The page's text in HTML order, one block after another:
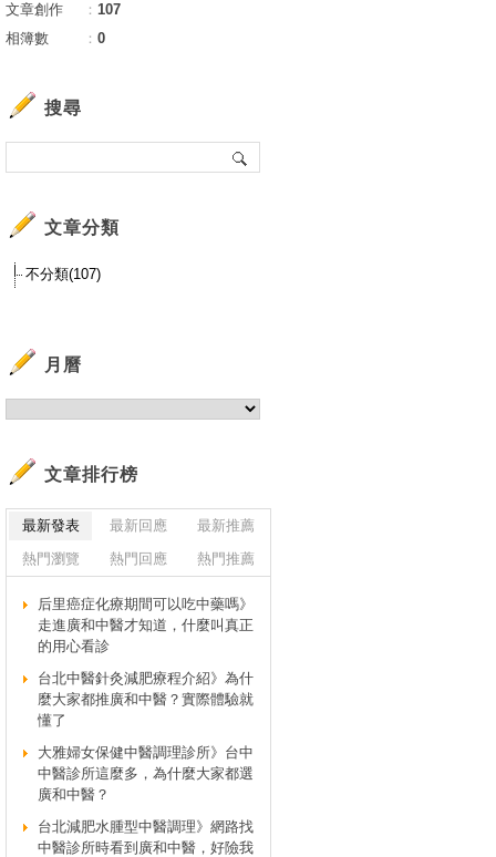
文章創作
： 107
相簿數
： 0
搜尋
文章分類
不分類(107)
月曆
文章排行榜
最新發表 最新回應
最新推薦
熱門瀏覽
熱門回應 熱門推薦
后里癌症化療期間可以吃中藥嗎》
走進廣和中醫才知道，什麼叫真正
的用心看診
台北中醫針灸減肥療程介紹》為什
麼大家都推廣和中醫？實際體驗就
懂了
大雅婦女保健中醫調理診所》台中
中醫診所這麼多，為什麼大家都選
廣和中醫？
台北減肥水腫型中醫調理》網路找
中醫診所時看到廣和中醫，好險我